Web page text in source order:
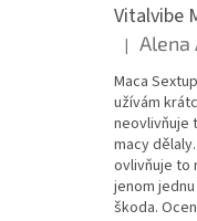
Hodnocení
| Alena
Maca
užívám
neovlivňuje
macy
ovlivňuje to
jenom
škoda.